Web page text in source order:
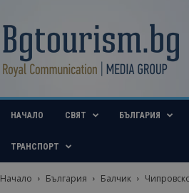
НАЧАЛО СВЯТ БЪЛГАРИЯ
ТРАНСПОРТ
Начало България Балчик